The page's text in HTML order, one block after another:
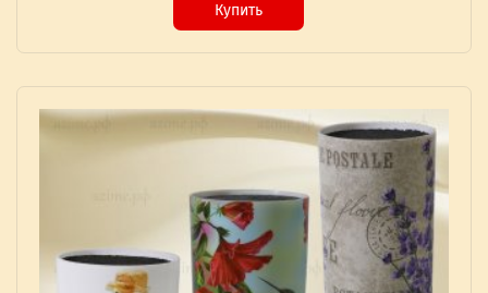
Купить